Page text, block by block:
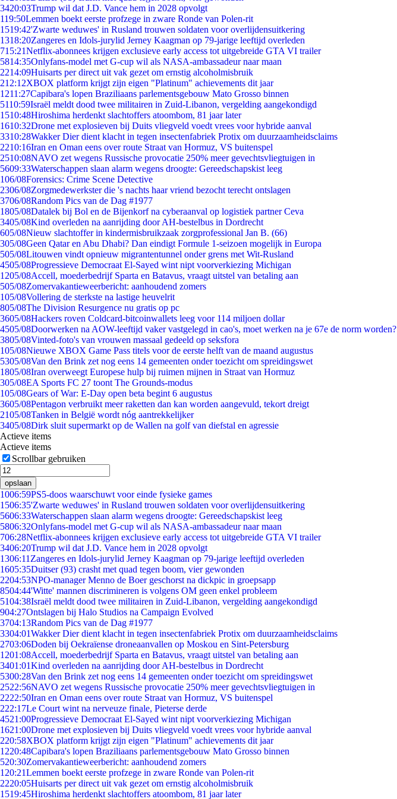
3420:03Trump wil dat J.D. Vance hem in 2028 opvolgt
119:50Lemmen boekt eerste profzege in zware Ronde van Polen-rit
1519:42'Zwarte weduwes' in Rusland trouwen soldaten voor overlijdensuitkering
1318:20Zangeres en Idols-jurylid Jerney Kaagman op 79-jarige leeftijd overleden
715:21Netflix-abonnees krijgen exclusieve early access tot uitgebreide GTA VI trailer
5814:35Onlyfans-model met G-cup wil als NASA-ambassadeur naar maan
2214:09Huisarts per direct uit vak gezet om ernstig alcoholmisbruik
212:12XBOX platform krijgt zijn eigen "Platinum" achievements dit jaar
1211:27Capibara's lopen Braziliaans parlementsgebouw Mato Grosso binnen
5110:59Israël meldt dood twee militairen in Zuid-Libanon, vergelding aangekondigd
1510:48Hiroshima herdenkt slachtoffers atoombom, 81 jaar later
1610:32Drone met explosieven bij Duits vliegveld voedt vrees voor hybride aanval
3310:28Wakker Dier dient klacht in tegen insectenfabriek Protix om duurzaamheidsclaims
2210:16Iran en Oman eens over route Straat van Hormuz, VS buitenspel
2510:08NAVO zet wegens Russische provocatie 250% meer gevechtsvliegtuigen in
5609:33Waterschappen slaan alarm wegens droogte: Gereedschapskist leeg
106/08Forensics: Crime Scene Detective
2306/08Zorgmedewerkster die 's nachts haar vriend bezocht terecht ontslagen
3706/08Random Pics van de Dag #1977
1805/08Datalek bij Bol en de Bijenkorf na cyberaanval op logistiek partner Ceva
3405/08Kind overleden na aanrijding door AH-bestelbus in Dordrecht
605/08Nieuw slachtoffer in kindermisbruikzaak zorgprofessional Jan B. (66)
305/08Geen Qatar en Abu Dhabi? Dan eindigt Formule 1-seizoen mogelijk in Europa
505/08Litouwen vindt opnieuw migrantentunnel onder grens met Wit-Rusland
4505/08Progressieve Democraat El-Sayed wint nipt voorverkiezing Michigan
1205/08Accell, moederbedrijf Sparta en Batavus, vraagt uitstel van betaling aan
505/08Zomervakantieweerbericht: aanhoudend zomers
105/08Vollering de sterkste na lastige heuvelrit
805/08The Division Resurgence nu gratis op pc
3605/08Hackers roven Coldcard-bitcoinwallets leeg voor 114 miljoen dollar
4505/08Doorwerken na AOW-leeftijd vaker vastgelegd in cao's, moet werken na je 67e de norm worden?
3805/08Vinted-foto's van vrouwen massaal gedeeld op seksfora
105/08Nieuwe XBOX Game Pass titels voor de eerste helft van de maand augustus
5305/08Van den Brink zet nog eens 14 gemeenten onder toezicht om spreidingswet
1805/08Iran overweegt Europese hulp bij ruimen mijnen in Straat van Hormuz
305/08EA Sports FC 27 toont The Grounds-modus
105/08Gears of War: E-Day open beta begint 6 augustus
3605/08Pentagon verbruikt meer raketten dan kan worden aangevuld, tekort dreigt
2105/08Tanken in België wordt nóg aantrekkelijker
3405/08Dirk sluit supermarkt op de Wallen na golf van diefstal en agressie
Actieve items
Actieve items
Scrollbar gebruiken
opslaan
1006:59PS5-doos waarschuwt voor einde fysieke games
1506:35'Zwarte weduwes' in Rusland trouwen soldaten voor overlijdensuitkering
5606:33Waterschappen slaan alarm wegens droogte: Gereedschapskist leeg
5806:32Onlyfans-model met G-cup wil als NASA-ambassadeur naar maan
706:28Netflix-abonnees krijgen exclusieve early access tot uitgebreide GTA VI trailer
3406:20Trump wil dat J.D. Vance hem in 2028 opvolgt
1306:11 Zangeres en Idols-jurylid Jerney Kaagman op 79-jarige leeftijd overleden
1605:35Duitser (93) crasht met quad tegen boom, vier gewonden
2204:53NPO-manager Menno de Boer geschorst na dickpic in groepsapp
8504:44'Witte' mannen discrimineren is volgens OM geen enkel probleem
5104:38Israël meldt dood twee militairen in Zuid-Libanon, vergelding aangekondigd
904:27Ontslagen bij Halo Studios na Campaign Evolved
3704:13Random Pics van de Dag #1977
3304:01Wakker Dier dient klacht in tegen insectenfabriek Protix om duurzaamheidsclaims
2703:06Doden bij Oekraïense droneaanvallen op Moskou en Sint-Petersburg
1201:08Accell, moederbedrijf Sparta en Batavus, vraagt uitstel van betaling aan
3401:01Kind overleden na aanrijding door AH-bestelbus in Dordrecht
5300:28Van den Brink zet nog eens 14 gemeenten onder toezicht om spreidingswet
2522:56NAVO zet wegens Russische provocatie 250% meer gevechtsvliegtuigen in
2222:50Iran en Oman eens over route Straat van Hormuz, VS buitenspel
222:17Le Court wint na nerveuze finale, Pieterse derde
4521:00Progressieve Democraat El-Sayed wint nipt voorverkiezing Michigan
1621:00Drone met explosieven bij Duits vliegveld voedt vrees voor hybride aanval
220:58XBOX platform krijgt zijn eigen "Platinum" achievements dit jaar
1220:48Capibara's lopen Braziliaans parlementsgebouw Mato Grosso binnen
520:30Zomervakantieweerbericht: aanhoudend zomers
1 20:21Lemmen boekt eerste profzege in zware Ronde van Polen-rit
2220:05Huisarts per direct uit vak gezet om ernstig alcoholmisbruik
1519:45Hiroshima herdenkt slachtoffers atoombom, 81 jaar later